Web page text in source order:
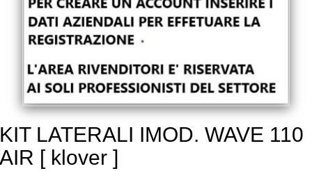
KIT LATERALI IMOD. WAVE 110
AIR [ klover ]